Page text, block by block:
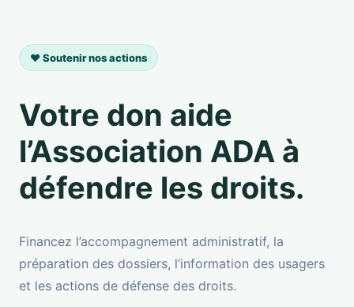
❤️ Soutenir nos actions
Votre don aide
l’Association ADA à
défendre les droits.
Financez l’accompagnement administratif, la
préparation des dossiers, l’information des usagers
et les actions de défense des droits.